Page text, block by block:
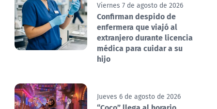
Viernes 7 de agosto de 2026
Confirman despido de
enfermera que viajó al
extranjero durante licencia
médica para cuidar a su
hijo
Jueves 6 de agosto de 2026